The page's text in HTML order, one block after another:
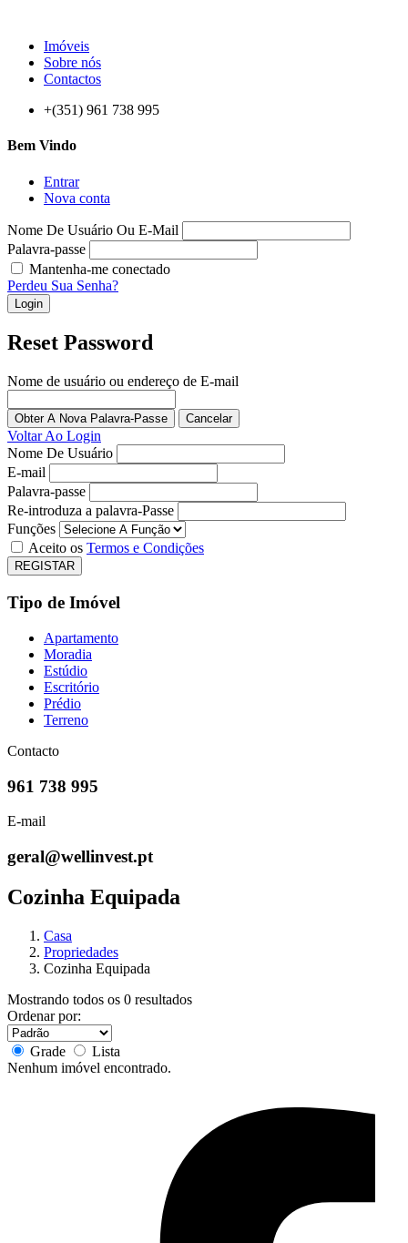
Imóveis
Sobre nós
Contactos
+(351) 961 738 995
Bem Vindo
Entrar
Nova conta
Nome De Usuário Ou E-Mail
Palavra-passe
Mantenha-me conectado
Perdeu Sua Senha?
Login
Reset Password
Nome de usuário ou endereço de E-mail
Obter A Nova Palavra-Passe
Voltar Ao Login
Nome De Usuário
E-mail
Palavra-passe
Re-introduza a palavra-Passe
Funções
Aceito os Termos e Condições
REGISTAR
Tipo de Imóvel
Apartamento
Moradia
Estúdio
Escritório
Prédio
Terreno
Contacto
961 738 995
E-mail
geral@wellinvest.pt
Cozinha Equipada
Casa
Propriedades
Cozinha Equipada
Mostrando todos os 0 resultados
Ordenar por:
Grade
Lista
Nenhum imóvel encontrado.